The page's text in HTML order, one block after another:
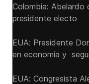
Colombia: Abelardo
presidente electo
EUA: Presidente
en economía y
EUA: Congresista